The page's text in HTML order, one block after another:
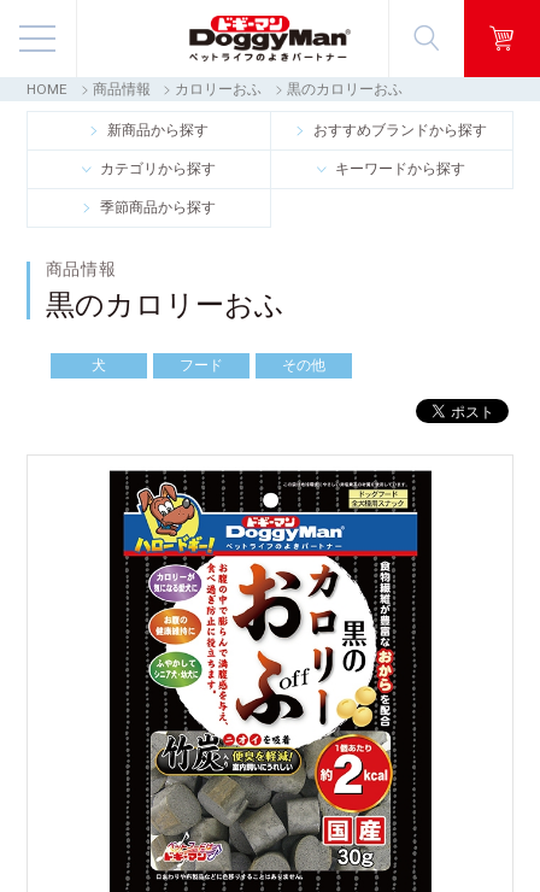
商品情報
映像ギャラリー
お客様窓口・Q＆A
会社情報
サイトマップ English
HOME 商品情報 カロリーおふ 黒のカロリーおふ
新商品から探す おすすめブランドから探す
カテゴリから探す キーワードから探す
季節商品から探す
商品情報
黒のカロリーおふ
犬 フード その他